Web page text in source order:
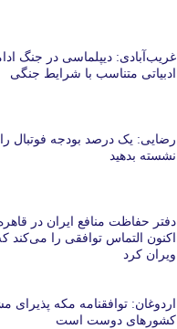
غریب‌آبادی: دیپلماسی در جنگ
ادبیاتی متناسب با شرایط جنگی
رضایی: یک درصد بودجه فوتبال را
نشسته بدهید
دفتر حفاظت منافع ایران در
اکنون التماس توافقی را
ویران کرد
اردوغان: توافقنامه مکه پذیرای
کشورهای دوست است